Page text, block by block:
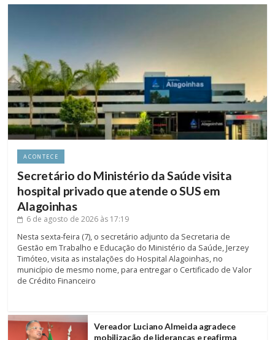
ACONTECE
Secretário do Ministério da Saúde visita
hospital privado que atende o SUS em
Alagoinhas
6 de agosto de 2026 às 17:19
Nesta sexta-feira (7), o secretário adjunto da Secretaria de
Gestão em Trabalho e Educação do Ministério da Saúde, Jerzey
Timóteo, visita as instalações do Hospital Alagoinhas, no
município de mesmo nome, para entregar o Certificado de Valor
de Crédito Financeiro
Vereador Luciano Almeida agradece
mobilização de lideranças e reafirma